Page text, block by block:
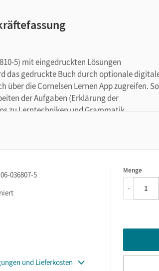
5) mit eingedruckten Lösungen
das gedruckte Buch durch optionale
über die Cornelsen Lernen App zugreifen. So
der Aufgaben (Erklärung der
zu Lerntechniken und Grammatik.
und Lernplattform lernen.cornelsen.de
036807-5
und Lieferkosten
Menge
1
-